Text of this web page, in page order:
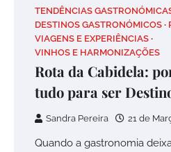
TENDÊNCIAS
DESTINOS GASTRONÓMICOS
VIAGENS E EXPERIÊNCIAS
VINHOS E HARMONIZAÇÕES
Rota da Cabidela:
tudo para ser
Sandra Pereira 21 de
Quando a gastronomia